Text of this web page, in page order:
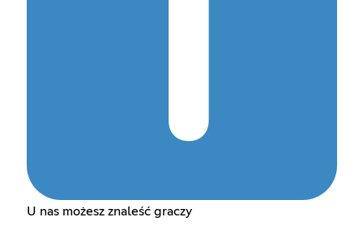
U nas możesz znaleść graczy